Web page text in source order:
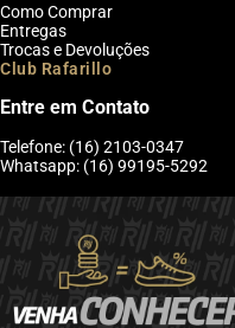
Como Comprar
Entregas
Trocas e Devoluções
Club Rafarillo
Entre em Contato
Telefone: (16) 2103-0347
Whatsapp: (16) 99195-5292